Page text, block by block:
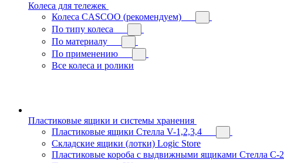
Колеса для тележек
Колеса CASCOO (рекомендуем)
По типу колеса
По материалу
По применению
Все колеса и ролики
Пластиковые ящики и системы хранения
Пластиковые ящики Стелла V-1,2,3,4
Складские ящики (лотки) Logiс Store
Пластиковые короба с выдвижными ящиками Стелла С-2